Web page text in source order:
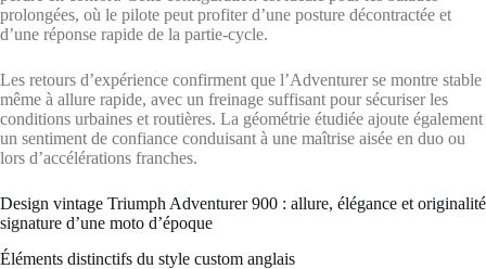
prolongées, où le pilote peut profiter d’une posture décontractée et
d’une réponse rapide de la partie-cycle.
Les retours d’expérience confirment que l’Adventurer se montre stable
même à allure rapide, avec un freinage suffisant pour sécuriser les
conditions urbaines et routières. La géométrie étudiée ajoute également
un sentiment de confiance conduisant à une maîtrise aisée en duo ou
lors d’accélérations franches.
Design vintage Triumph Adventurer 900 : allure, élégance et originalité
signature d’une moto d’époque
Éléments distinctifs du style custom anglais